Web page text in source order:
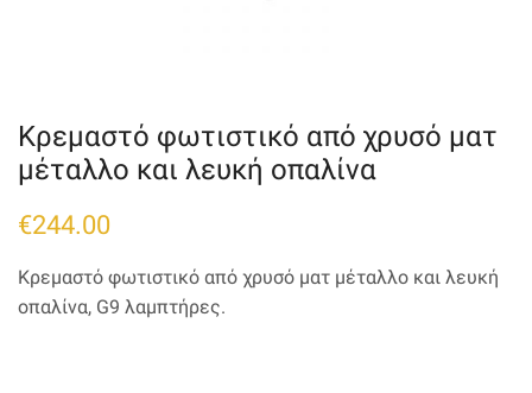
Κρεμαστό φωτιστικό από χρυσό ματ
μέταλλο και λευκή οπαλίνα
€244.00
Κρεμαστό φωτιστικό από χρυσό ματ μέταλλο και λευκή
οπαλίνα, G9 λαμπτήρες.